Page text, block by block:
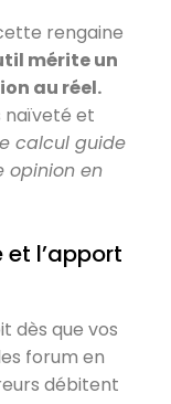
rengaine
mérite un
au réel.
naïveté et
calcul guide
opinion en
et l’apport
dès que vos
forum en
débitent